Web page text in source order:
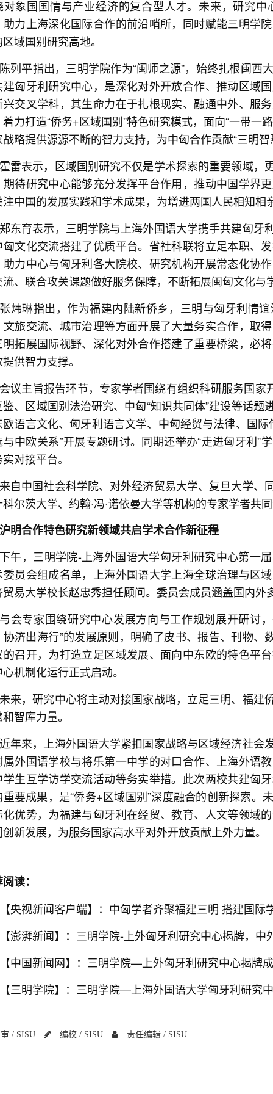
对象国国情与产业经济的复合型人才。未来，研究
助力上海深化国际合作的前沿哨所，同时赋能三明学
域国别研究高地。
陈列平指出，三明学院作为“闽师之源”，始终扎根闽
建匈牙利研究中心，是深化对外开放合作、推动区域
兴交叉学科，其生命力在于扎根现实、融通中外、服
力打造“侨务+区域国别”特色研究模式，面向“一带一
略提供源源不断的智力支持，为中匈合作贡献“三明智
霍雷表示，区域国别研究不仅是学术探索的重要领域，
期待研究中心能够充分发挥平台作用，推动中国学界
中国的发展实践和学术成果，为增进两国人民相知
郑东育表示，三明学院与上海外国语大学携手共建匈牙
匈文化交流搭建了优质平台。省社科联将立足本职、
助力中心与匈牙利各大院校、研究机构开展常态化协
、联合攻关课题做好服务保障，不断拓展闽匈文化与
张炜琳指出，作为福建内陆新侨乡，三明与匈牙利情
文旅交流、城市治理等方面开展了大量务实合作，取
明拓展国际视野、深化对外合作搭建了重要桥梁，必
供智力支撑。
会议主旨报告环节，专家学者围绕有组织科研服务国家
、区域国别法治研究、中匈“知识共同体”建设等话
欧语言文化、匈牙利语言文学、中匈经贸与法律、国
与中欧关系”开展专题研讨。同期还举办“走进匈牙利”
对接平台。
来自中国社会科学院、对外经济贸易大学、复旦大学、
尔茨大学、约翰·冯·诺依曼大学等机构的专家学者共
沪明合作特色研究新领域共启学术合作新征程
下午，三明学院-上海外国语大学匈牙利研究中心第一
委员会组成名单，上海外国语大学上海全球治理与区
易大学校长赵忠秀担任顾问。委员会成员涵盖国内
与会专家围绕研究中心发展方向与工作规划展开研讨
协济出海行”的发展原则，明确了皮书、报告、刊物、
的召开，为打造立足区域发展、面向中东欧的特色平
机制化运行正式启动。
未来，研究中心将主动对接国家战略，立足三明、福建
智库力量。
近年来，上海外国语大学紧扣国家战略与区域经济社会
属外国语学校与将乐第一中学的对口合作、上海外语
学生互学访学交流活动等务实举措。此次两校共建匈
重要成果，是“侨务+区域国别”深度融合的创新探索。
化优势，为福建与匈牙利在经贸、教育、人文等领域
新发展，为服务国家高水平对外开放贡献上外力量。
读：
【央视新闻客户端】：中匈学者齐聚福建三明 搭建国际
【澎湃新闻】：三明学院-上外匈牙利研究中心揭牌，中
【中国新闻网】：三明学院—上外匈牙利研究中心揭牌
【三明学院】：三明学院—上海外国语大学匈牙利研究
/ SISU 编校 / SISU 责任编辑 / SISU